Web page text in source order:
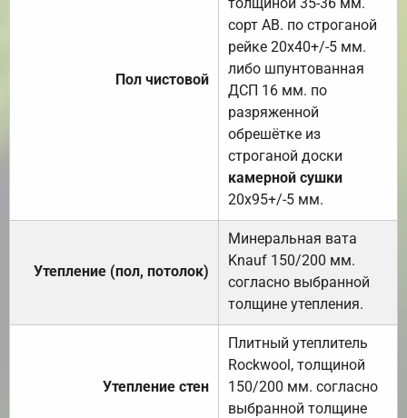
Пол чистовой
сорт АВ. по строганой
рейке 20х40+/-5 мм.
либо шпунтованная
ДСП 16 мм. по
разряженной
обрешётке из
строганой доски
камерной сушки
20х95+/-5 мм.
Утепление (пол, потолок)
Минеральная вата
Knauf 150/200 мм.
согласно выбранной
толщине утепления.
Утепление стен
Плитный утеплитель
Rockwool, толщиной
150/200 мм. согласно
выбранной толщине